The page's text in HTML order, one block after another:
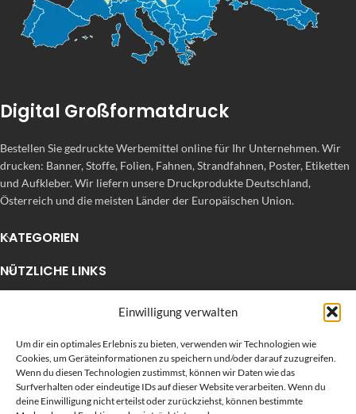
Einwilligung verwalten
Um dir ein optimales Erlebnis zu bieten, verwenden wir Technologien wie
Cookies, um Geräteinformationen zu speichern und/oder darauf zuzugreifen.
Wenn du diesen Technologien zustimmst, können wir Daten wie das
Surfverhalten oder eindeutige IDs auf dieser Website verarbeiten. Wenn du
deine Einwilligung nicht erteilst oder zurückziehst, können bestimmte
Digital Großformatdruck
Bestellen Sie gedruckte Werbemittel online für Ihr Unternehmen. Wir
drucken: Banner, Stoffe, Folien, Fahnen, Strandfahnen, Poster, Etiketten
und Aufkleber. Wir liefern unsere Druckprodukte Deutschland,
Österreich und die meisten Länder der Europäischen Union.
KATEGORIEN
NÜTZLICHE LINKS